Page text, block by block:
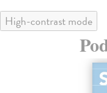
High-contrast mode